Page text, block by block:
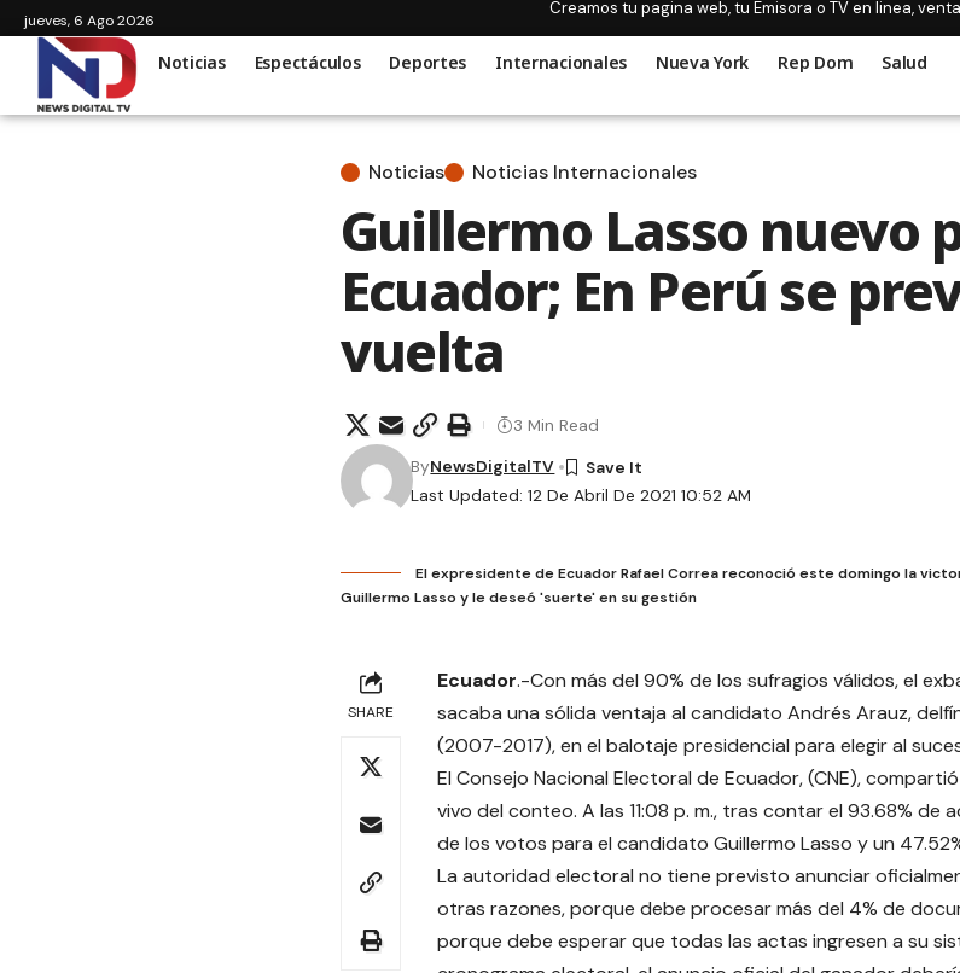
jueves, 6 Ago 2026
Creamos tu pagina web, tu Emisora o TV en linea,
Noticias Espectáculos Deportes Internacionales Nueva York Rep Dom Salud
Noticias Noticias Internacionales
Guillermo Lasso nuevo
Ecuador; En Perú se
vuelta
Last Updated: 12 De Abril De 2021 10:52 AM
ByNewsDigitalTV
3 Min Read
El expresidente de Ecuador Rafael Correa reconoció este domingo la
Guillermo Lasso y le deseó 'suerte' en su gestión
SHARE
Ecuador.-Con más del 90% de los sufragios válidos, el
sacaba una sólida ventaja al candidato Andrés Arauz,
(2007-2017), en el balotaje presidencial para elegir al
El Consejo Nacional Electoral de Ecuador, (CNE),
vivo del conteo. A las 11:08 p. m., tras contar el 93.68% de
de los votos para el candidato Guillermo Lasso y un
La autoridad electoral no tiene previsto anunciar
otras razones, porque debe procesar más del 4% de
porque debe esperar que todas las actas ingresen a su